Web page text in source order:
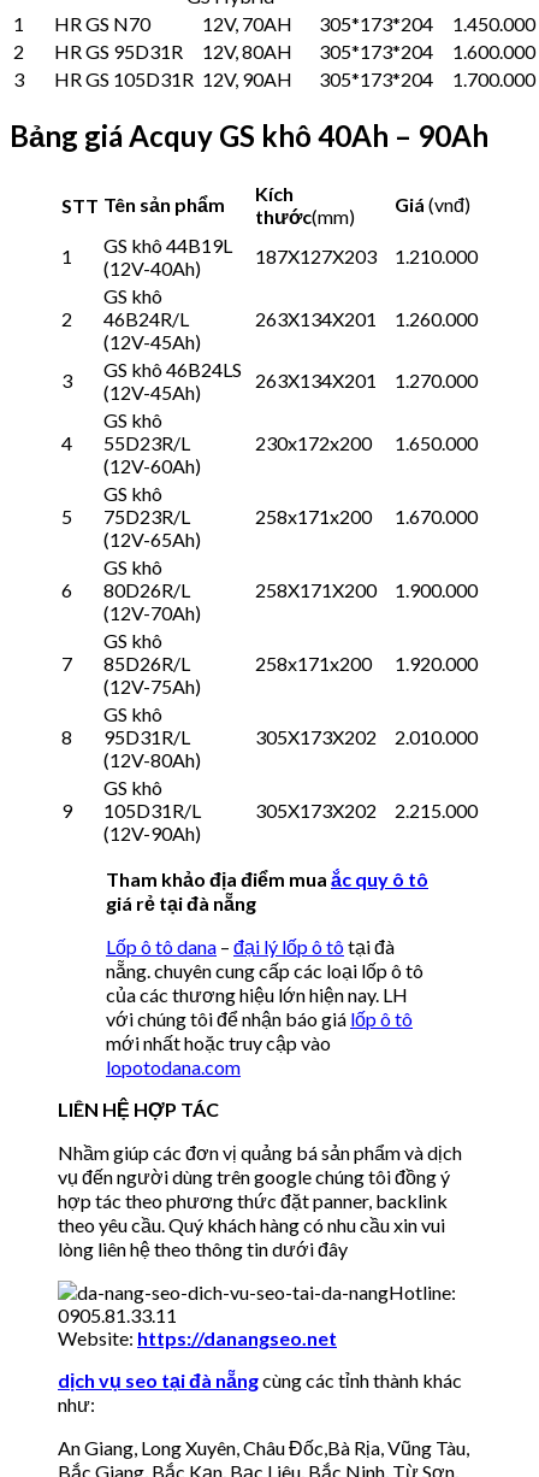
1
HR GS N70 12V, 70AH 305*173*204
1.450.000
2
HR GS 95D31R 12V, 80AH 305*173*204
1.600.000
3
HR GS 105D31R 12V, 90AH 305*173*204 1.700.000
Bảng giá Acquy GS khô 40Ah – 90Ah
STT Tên sản phẩm
Kích
thước(mm)
Giá (vnđ)
1
GS khô 44B19L
(12V-40Ah)
187X127X203 1.210.000
2
GS khô
46B24R/L
(12V-45Ah)
263X134X201 1.260.000
3
GS khô 46B24LS
(12V-45Ah)
263X134X201 1.270.000
4
GS khô
55D23R/L
(12V-60Ah)
230x172x200 1.650.000
5
GS khô
75D23R/L
(12V-65Ah)
258x171x200 1.670.000
6
GS khô
80D26R/L
(12V-70Ah)
258X171X200 1.900.000
7
GS khô
85D26R/L
(12V-75Ah)
258x171x200 1.920.000
8
GS khô
95D31R/L
(12V-80Ah)
305X173X202 2.010.000
9
GS khô
105D31R/L
(12V-90Ah)
305X173X202 2.215.000
Tham khảo địa điểm mua ắc quy ô tô
giá rẻ tại đà nẵng
Lốp ô tô dana – đại lý lốp ô tôtại đà
nẵng. chuyên cung cấp các loại lốp ô tô
của các thương hiệu lớn hiện nay. LH
với chúng tôi để nhận báo giá lốp ô tô
mới nhất hoặc truy cập vào
lopotodana.com
LIÊN HỆ HỢP TÁC
Nhầm giúp các đơn vị quảng bá sản phẩm và dịch
vụ đến người dùng trên google chúng tôi đồng ý
hợp tác theo phương thức đặt panner, backlink
theo yêu cầu. Quý khách hàng có nhu cầu xin vui
lòng liên hệ theo thông tin dưới đây
Hotline:
0905.81.33.11
Website: https://danangseo.net
dịch vụ seo tại đà nẵngcùng các tỉnh thành khác
như:
An Giang, Long Xuyên, Châu Đốc,Bà Rịa, Vũng Tàu,
Bắc Giang, Bắc Kạn, Bạc Liêu, Bắc Ninh, Từ Sơn,